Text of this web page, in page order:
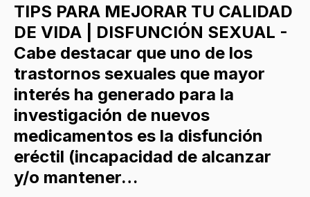
TIPS PARA MEJORAR TU CALIDAD
DE VIDA | DISFUNCIÓN SEXUAL -
Cabe destacar que uno de los
trastornos sexuales que mayor
interés ha generado para la
investigación de nuevos
medicamentos es la disfunción
eréctil (incapacidad de alcanzar
y/o mantener…